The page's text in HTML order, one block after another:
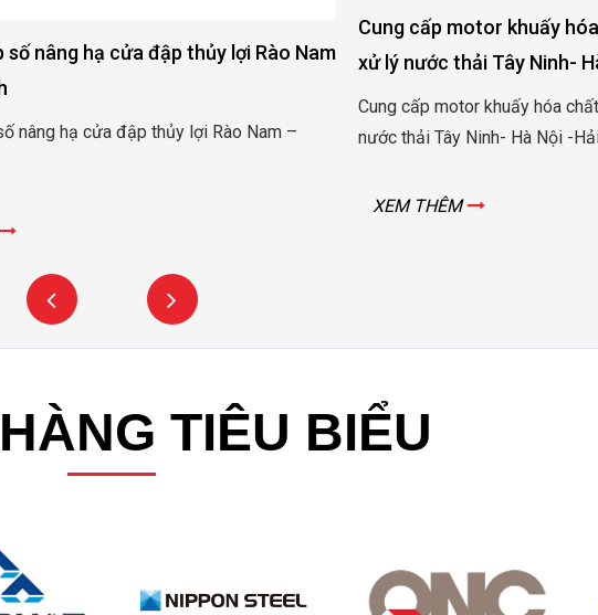
tốc trục vít SSeries:
số nâng hạ cửa đập thủy lợi Rào Nam
nâng hạ cửa đập thủy lợi Rào Nam –
Cung cấp motor khuấy
xử lý nước thải Tây Ninh-
Cung cấp motor khuấy hóa
nước thải Tây Ninh- Hà Nội -
XEM THÊM
TIÊU BIỂU